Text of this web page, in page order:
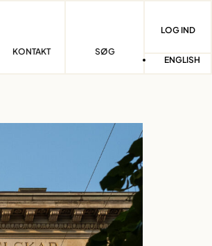
KONTAKT
SØG
LOG IND
ENGLISH